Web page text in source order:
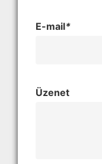
E-mail*
Üzenet